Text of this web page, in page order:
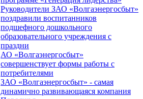
Руководители ЗАО «Волгаэнергосбыт»
поздравили воспитанников
подшефного дошкольного
образовательного учреждения с
праздни
АО «Волгаэнергосбыт»
совершенствует формы работы с
потребителями
ЗАО «Волгаэнергосбыт» - самая
динамично развивающаяся компания